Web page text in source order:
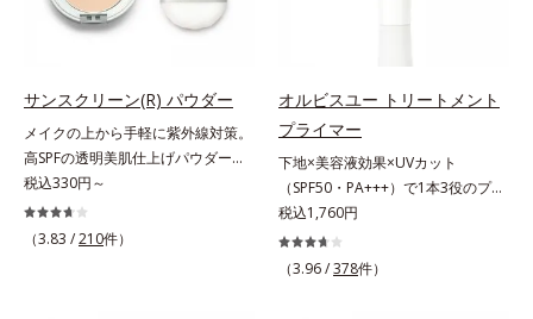
採用。ファンデーションのくずれや
毛穴落ちを防ぎ、キレイが長持ちし
にほわっとべールをかけて、肌キメ
がふっくら整うかのよう(*3)。つっ
ぱらないここちよい密着感で、さま
ざまなタイプのファンデと併用でき
ます。毛穴が気になる箇所への部分
使いもOK。*1 ファンデーションが
くずれて毛穴に落ちること*2 酸化
ラウロイルリシン配合＝肌なじみを
良くする仕上がり向上粉体
サンスクリーン(R) パウダー
メイクの上から手軽に紫外線対策。
高SPFの透明美肌仕上げパウダー。
メイクの上から手を汚さずに紫外線
対策ができるUVカットパウダーで
す。“素肌のようななめらかな軽
税込330円～
（3.83 /210件）
オルビスユー トリートメント
プライマー
下地×美容液効果×UVカット
（SPF50・PA+++）で1本3役のプラ
イマー。凹凸をつるんとなめらかに
(*1)整え、化粧ノリUPの高機能化粧
下地。“塗るたび高まる、素肌の美
税込1,760円
（3.96 /378件）